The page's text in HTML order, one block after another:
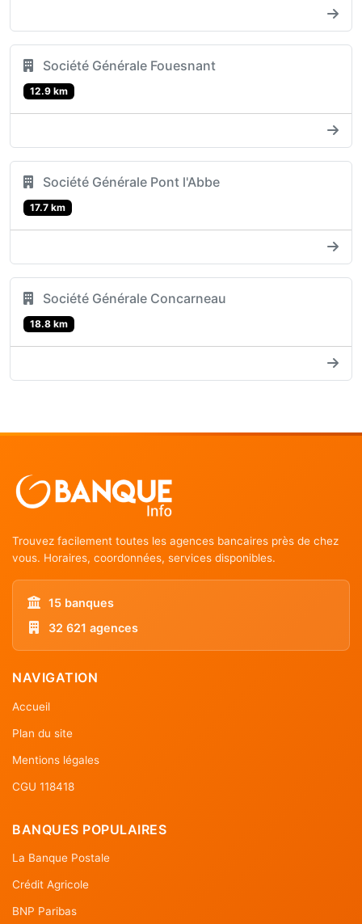
Société Générale Fouesnant
12.9 km
Société Générale Pont l'Abbe
17.7 km
Société Générale Concarneau
18.8 km
Trouvez facilement toutes les agences bancaires près de chez
vous. Horaires, coordonnées, services disponibles.
15 banques
32 621 agences
NAVIGATION
Accueil
Plan du site
Mentions légales
CGU 118418
BANQUES POPULAIRES
La Banque Postale
Crédit Agricole
BNP Paribas